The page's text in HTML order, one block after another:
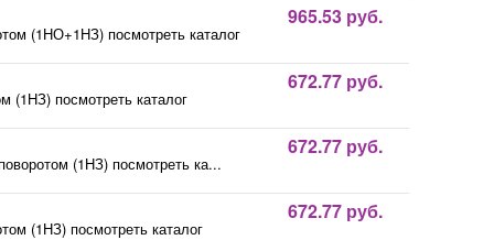
(1НО+1НЗ) посмотреть каталог
965.53 руб.
(1НЗ) посмотреть каталог
672.77 руб.
(1НЗ) посмотреть ка...
672.77 руб.
(1НЗ) посмотреть каталог
672.77 руб.